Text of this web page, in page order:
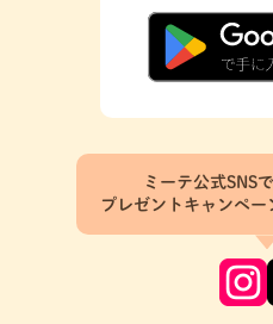
ミーテ公式SNS
プレゼントキャンペー